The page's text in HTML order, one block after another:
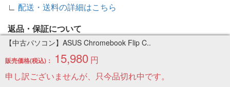
【中古パソコン】ASUS Chromebook Flip C..
販売価格(税込)： 15,980 円
申し訳ございませんが、只今品切れ中です。
∟ 配送・送料の詳細はこちら
返品・保証について
不良品の場合、商品納入後７日以内であれば、同一製品と
交換させて頂きます。在庫が無い場合は返金いたします。
∟返品・保証の詳細はこちら